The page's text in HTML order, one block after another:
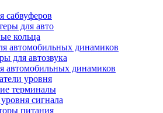
сабвуферов
для авто
кольца
автомобильных динамиков
для автозвука
автомобильных динамиков
уровня
терминалы
сигнала
питания